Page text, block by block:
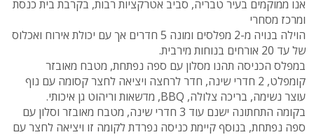
אנו ממוקמים בעיר טבריה, סביב אטרקציות רבות, בקרבת בית כנסת
ומרכז מסחרי
הוילה בנויה מ-2 מפלסים ומונה 5 חדרים אך עם יכולת אירוח ואכלוס
של עד 20 אורחים בנוחות מירבית.
במפלס הכניסה תהנו מסלון עם ספה נפתחת, מטבח מאובזר
קומפלט, 2 חדרי שינה, חדר לרחצה ויציאה לחצר קסומה עם נוף
עוצר נשימה, בריכה צלולה, BBQ, מדשאות וריהוט גן איכותי.
בקומה התחתונה ישנם עוד 3 חדרי שינה, מטבח מאובזר וסלון עם
ספה נפתחת, בנוסף קיימת כניסה נפרדת לקומה זו ויציאה לחצר עם